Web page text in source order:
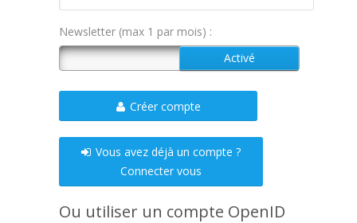
Newsletter (max 1 par mois) :
Créer compte
Vous avez déjà un compte ?
Connecter vous
Ou utiliser un compte OpenID